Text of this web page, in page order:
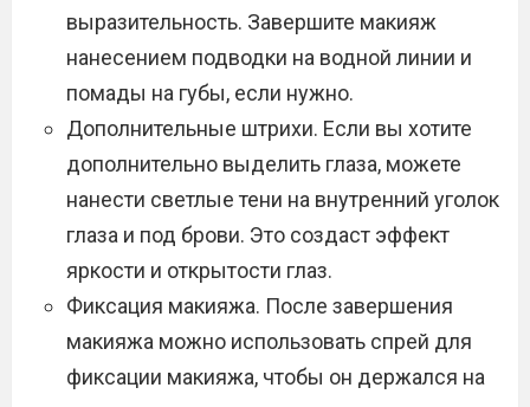
выразительность. Завершите макияж
нанесением подводки на водной линии и
помады на губы, если нужно.
Дополнительные штрихи. Если вы хотите
дополнительно выделить глаза, можете
нанести светлые тени на внутренний уголок
глаза и под брови. Это создаст эффект
яркости и открытости глаз.
Фиксация макияжа. После завершения
макияжа можно использовать спрей для
фиксации макияжа, чтобы он держался на